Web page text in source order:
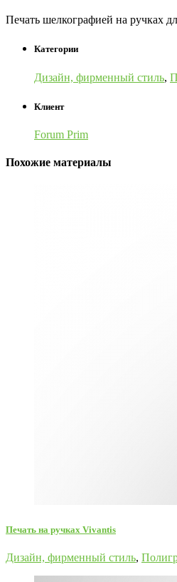
Печать шелкографией на ручках
Категории
Дизайн, фирменный стиль,
Клиент
Forum Prim
Похожие материалы
Печать на ручках Vivantis
Дизайн, фирменный стиль,